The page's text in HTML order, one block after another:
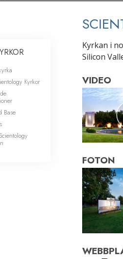
Kyrkan i
Silicon
VIDEO
FOTON
Kyrkor
Base